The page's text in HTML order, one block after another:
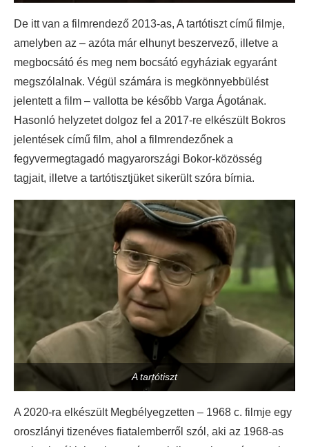
De itt van a filmrendező 2013-as, A tartótiszt című filmje,
amelyben az – azóta már elhunyt beszervező, illetve a
megbocsátó és meg nem bocsátó egyháziak egyaránt
megszólalnak. Végül számára is megkönnyebbülést
jelentett a film – vallotta be később Varga Ágotának.
Hasonló helyzetet dolgoz fel a 2017-re elkészült Bokros
jelentések című film, ahol a filmrendezőnek a
fegyvermegtagadó magyarországi Bokor-közösség
tagjait, illetve a tartótisztjüket sikerült szóra bírnia.
A tartótiszt
A 2020-ra elkészült Megbélyegzetten – 1968 c. filmje egy
oroszlányi tizenéves fiatalemberről szól, aki az 1968-as